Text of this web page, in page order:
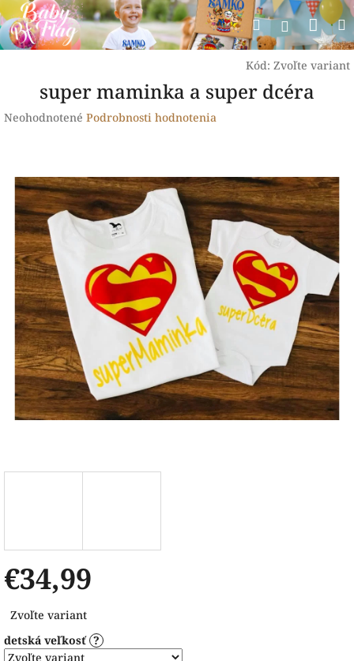
Prejsť
na
obsah
Hľadať
Kód: Zvoľte variant
super maminka a super dcéra
Priemerné
0,0
hviezdičiek.
Neohodnotené Podrobnosti hodnotenia
€34,99
cena:
Zvoľte variant
detská veľkosť ?